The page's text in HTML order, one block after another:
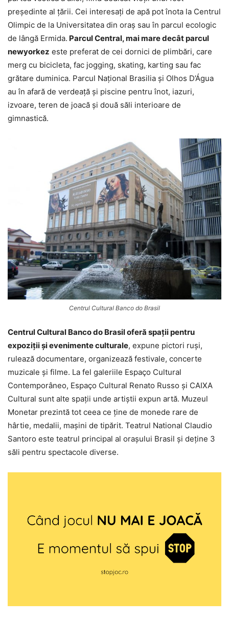
președinte al țării. Cei interesați de apă pot înota la Centrul
Olimpic de la Universitatea din oraș sau în parcul ecologic
de lângă Ermida. Parcul Central, mai mare decât parcul
newyorkez este preferat de cei dornici de plimbări, care
merg cu bicicleta, fac jogging, skating, karting sau fac
grătare duminica. Parcul Național Brasilia și Olhos D’Água
au în afară de verdeață și piscine pentru înot, iazuri,
izvoare, teren de joacă și două săli interioare de
gimnastică.
Centrul Cultural Banco do Brasil
Centrul Cultural Banco do Brasil oferă spații pentru
expoziții și evenimente culturale, expune pictori ruși,
rulează documentare, organizează festivale, concerte
muzicale și filme. La fel galeriile Espaço Cultural
Contemporâneo, Espaço Cultural Renato Russo și CAIXA
Cultural sunt alte spații unde artiștii expun artă. Muzeul
Monetar prezintă tot ceea ce ține de monede rare de
hârtie, medalii, mașini de tipărit. Teatrul National Claudio
Santoro este teatrul principal al orașului Brasil și deține 3
săli pentru spectacole diverse.